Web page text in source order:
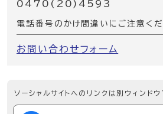
0470(20)4593
電話番号のかけ間違いにご注意くだ
お問い合わせフォーム
ソーシャルサイトへのリンクは別ウィンド